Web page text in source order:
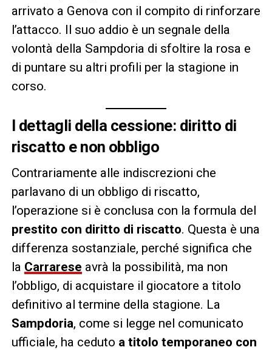
arrivato a Genova con il compito di rinforzare
l’attacco. Il suo addio è un segnale della
volontà della Sampdoria di sfoltire la rosa e
di puntare su altri profili per la stagione in
corso.
I dettagli della cessione: diritto di
riscatto e non obbligo
Contrariamente alle indiscrezioni che
parlavano di un obbligo di riscatto,
l’operazione si è conclusa con la formula del
prestito con diritto di riscatto. Questa è una
differenza sostanziale, perché significa che
la Carrarese avrà la possibilità, ma non
l’obbligo, di acquistare il giocatore a titolo
definitivo al termine della stagione. La
Sampdoria, come si legge nel comunicato
ufficiale, ha ceduto a titolo temporaneo con